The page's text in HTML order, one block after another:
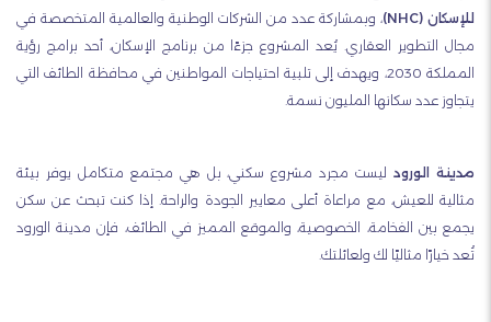
للإسكان (NHC)
، وبمشاركة عدد من الشركات الوطنية والعالمية المتخصصة في
مجال التطوير العقاري. يُعد المشروع جزءًا من برنامج الإسكان، أحد برامج رؤية
المملكة 2030، ويهدف إلى تلبية احتياجات المواطنين في محافظة الطائف التي
يتجاوز عدد سكانها المليون نسمة.
مدينة الورودليست مجرد مشروع سكني، بل هي مجتمع متكامل يوفر بيئة
مثالية للعيش، مع مراعاة أعلى معايير الجودة والراحة.
إذا كنت تبحث عن سكن
يجمع بين الفخامة، الخصوصية، والموقع المميز في الطائف، فإن مدينة الورود
تُعد خيارًا مثاليًا لك ولعائلتك.